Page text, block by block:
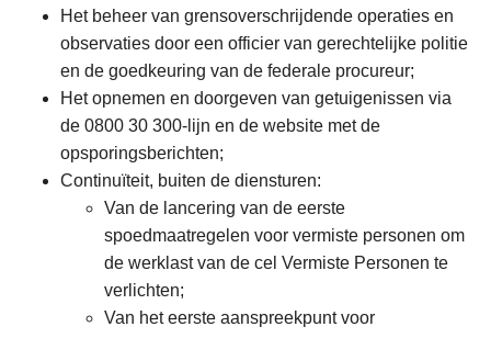
Het beheer van grensoverschrijdende operaties en
observaties door een officier van gerechtelijke politie
en de goedkeuring van de federale procureur;
Het opnemen en doorgeven van getuigenissen via
de 0800 30 300-lijn en de website met de
opsporingsberichten;
Continuïteit, buiten de diensturen:
Van de lancering van de eerste
spoedmaatregelen voor vermiste personen om
de werklast van de cel Vermiste Personen te
verlichten;
Van het eerste aanspreekpunt voor